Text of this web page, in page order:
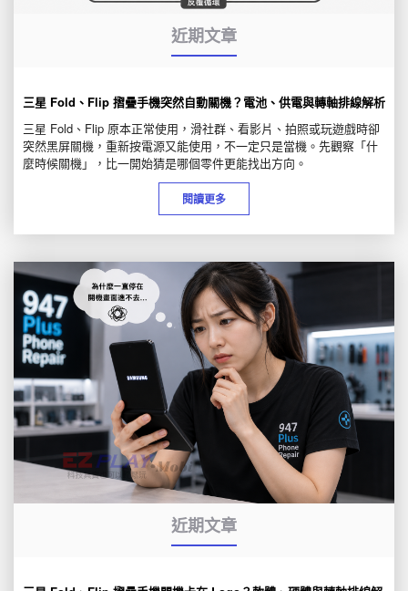
近期文章
三星 Fold、Flip 摺疊手機突然自動關機？電池、供電與轉軸排線解析
三星 Fold、Flip 原本正常使用，滑社群、看影片、拍照或玩遊戲時卻
突然黑屏關機，重新按電源又能使用，不一定只是當機。先觀察「什
麼時候關機」，比一開始猜是哪個零件更能找出方向。
閱讀更多
近期文章